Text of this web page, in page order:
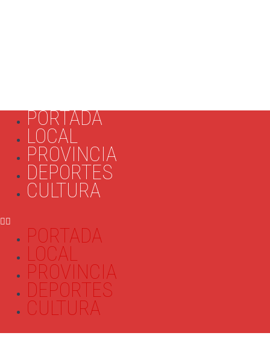
PORTADA
LOCAL
PROVINCIA
DEPORTES
CULTURA
PORTADA
LOCAL
PROVINCIA
DEPORTES
CULTURA